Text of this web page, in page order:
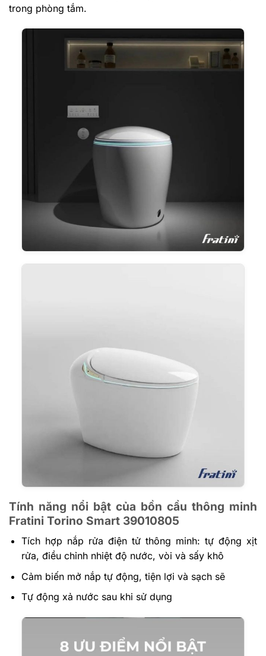
trong phòng tắm.
Tính năng nổi bật của bồn cầu thông minh
Fratini Torino Smart 39010805
Tích hợp nắp rửa điện tử thông minh: tự động xịt
rửa, điều chỉnh nhiệt độ nước, vòi và sấy khô
Cảm biến mở nắp tự động, tiện lợi và sạch sẽ
Tự động xả nước sau khi sử dụng